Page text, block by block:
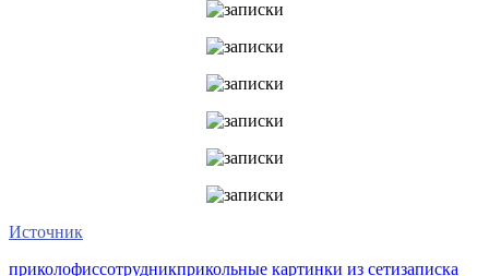
Источник
приколофиссотрудникприкольные картинки из сетизаписка